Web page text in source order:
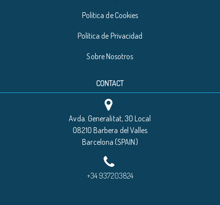
Política de Cookies
Política de Privacidad
Sobre Nosotros
CONTACT
Avda. Generalitat, 30 Local
08210 Barbera del Valles
Barcelona (SPAIN)
+34 937203824